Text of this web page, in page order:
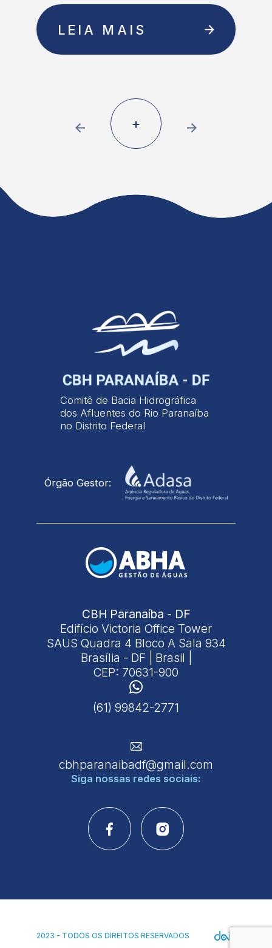
LEIA MAIS
+
Comitê de Bacia Hidrográfica
dos Afluentes do Rio Paranaíba
no Distrito Federal
Órgão Gestor:
CBH Paranaíba - DF
Edifício Victoria Office Tower
SAUS Quadra 4 Bloco A Sala 934
Brasília - DF | Brasil |
CEP: 70631-900
(61) 99842-2771
cbhparanaibadf@gmail.com
Siga nossas redes sociais:
2023 - TODOS OS DIREITOS RESERVADOS